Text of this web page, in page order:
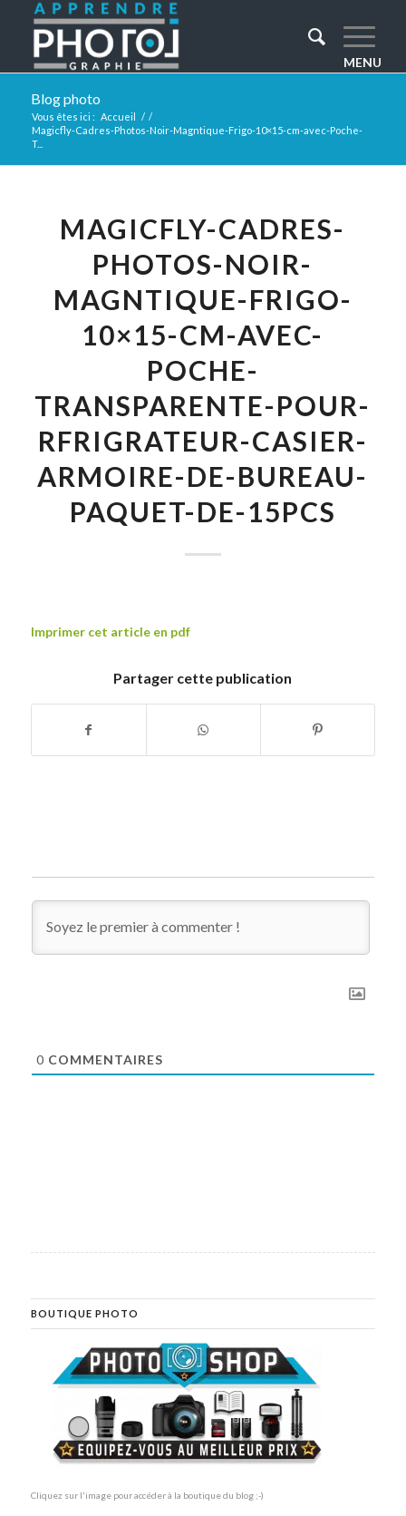
Blog photo
Vous êtes ici : Accueil / /
Magicfly-Cadres-Photos-Noir-Magntique-Frigo-10×15-cm-avec-Poche-
T...
MAGICFLY-CADRES-
PHOTOS-NOIR-
MAGNTIQUE-FRIGO-
10×15-CM-AVEC-
POCHE-
TRANSPARENTE-POUR-
RFRIGRATEUR-CASIER-
ARMOIRE-DE-BUREAU-
PAQUET-DE-15PCS
Imprimer cet article en pdf
Partager cette publication
0 COMMENTAIRES
BOUTIQUE PHOTO
Cliquez sur l'image pour accéder à la boutique du blog ;-)